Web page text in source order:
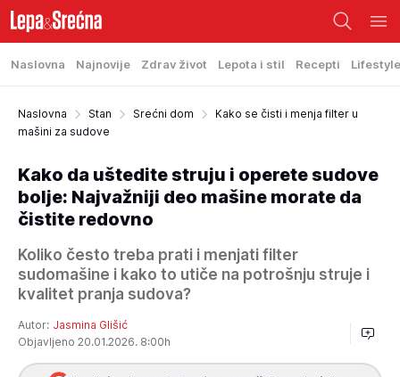
Naslovna Najnovije Zdrav život Lepota i stil Recepti Lifestyle
Naslovna Stan Srećni dom
Kako se čisti i menja filter u
mašini za sudove
Kako da uštedite struju i operete sudove
bolje: Najvažniji deo mašine morate da
čistite redovno
Koliko često treba prati i menjati filter
sudomašine i kako to utiče na potrošnju struje i
kvalitet pranja sudova?
Autor: Jasmina Glišić
Objavljeno 20.01.2026. 8:00h